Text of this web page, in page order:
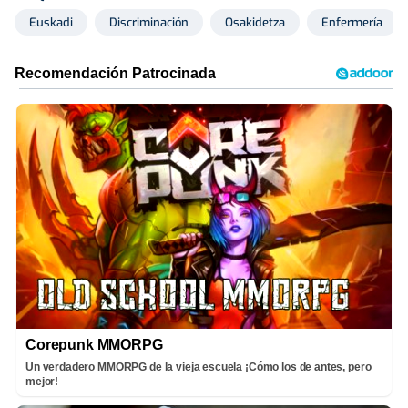
Euskadi Discriminación Osakidetza Enfermería
Corepunk MMORPG
Un verdadero MMORPG de la vieja escuela ¡Cómo los de antes, pero
mejor!